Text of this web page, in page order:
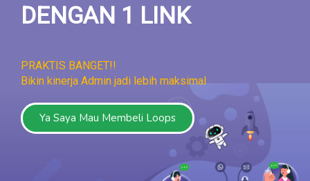
DENGAN 1 LINK
PRAKTIS BANGET!!
Bikin kinerja Admin jadi lebih maksimal
Ya Saya Mau Membeli Loops